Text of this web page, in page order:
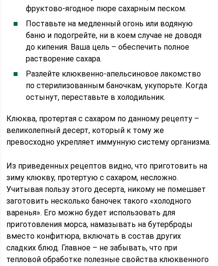
фруктово-ягодное пюре сахарным песком.
Поставьте на медленный огонь или водяную
баню и подогрейте, ни в коем случае не доводя
до кипения. Ваша цель – обеспечить полное
растворение сахара.
Разлейте клюквенно-апельсиновое лакомство
по стерилизованным баночкам, укупорьте. Когда
остынут, переставьте в холодильник.
Клюква, протертая с сахаром по данному рецепту –
великолепный десерт, который к тому же
превосходно укрепляет иммунную систему организма.
Из приведенных рецептов видно, что приготовить на
зиму клюкву, протертую с сахаром, несложно.
Учитывая пользу этого десерта, никому не помешает
заготовить несколько баночек такого «холодного
варенья». Его можно будет использовать для
приготовления морса, намазывать на бутерброды
вместо конфитюра, включать в состав других
сладких блюд. Главное – не забывать, что при
тепловой обработке полезные свойства клюквенного